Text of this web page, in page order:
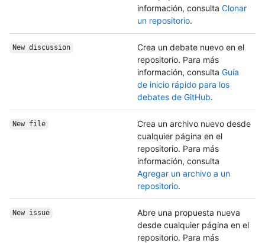
información, consulta Clonar
un repositorio.
New discussion
Crea un debate nuevo en el
repositorio. Para más
información, consulta Guía
de inicio rápido para los
debates de GitHub.
New file
Crea un archivo nuevo desde
cualquier página en el
repositorio. Para más
información, consulta
Agregar un archivo a un
repositorio.
New issue
Abre una propuesta nueva
desde cualquier página en el
repositorio. Para más